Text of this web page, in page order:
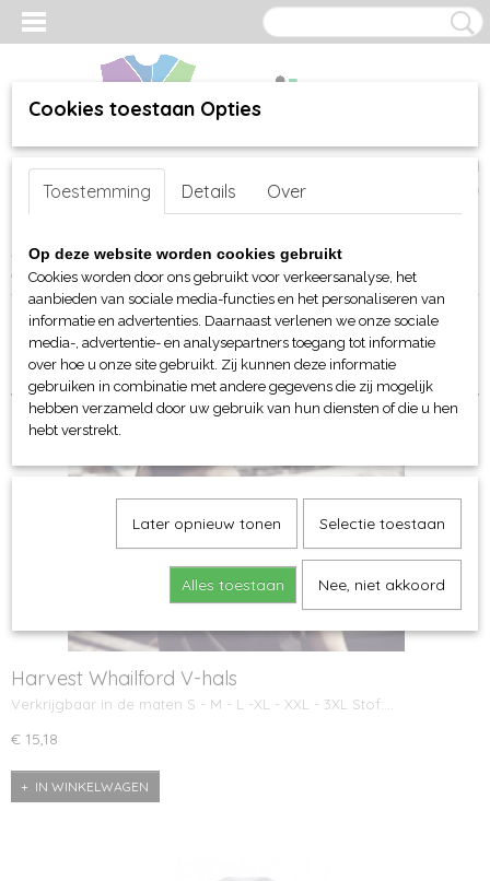
Inloggen Registreren
(0)
Home >webshop>Per merk >James Harvest Sportswear
hem> T-shirts
Sorteer op:
Harvest Whailford V-hals
Verkrijgbaar in de maten S - M - L -XL - XXL - 3XL Stof:…
€ 15,18
IN WINKELWAGEN
Cookies toestaan Opties
Toestemming Details Over
Op deze website worden cookies gebruikt
Cookies worden door ons gebruikt voor verkeersanalyse, het
aanbieden van sociale media-functies en het personaliseren van
informatie en advertenties. Daarnaast verlenen we onze sociale
media-, advertentie- en analysepartners toegang tot informatie
over hoe u onze site gebruikt. Zij kunnen deze informatie
gebruiken in combinatie met andere gegevens die zij mogelijk
hebben verzameld door uw gebruik van hun diensten of die u hen
hebt verstrekt.
Later opnieuw tonen Selectie toestaan
Alles toestaan Nee, niet akkoord